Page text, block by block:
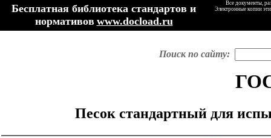
Бесплатная библиотека стандартов и
нормативов www.docload.ru
Все документы,
Электронные копии
Поиск по сайту:
Песок стандартный для